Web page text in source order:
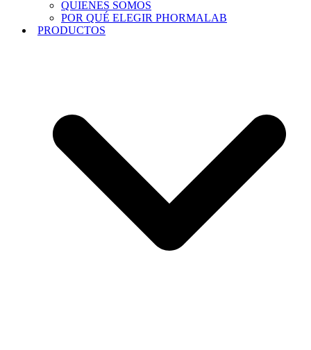
QUIENES SOMOS
POR QUÉ ELEGIR PHORMALAB
PRODUCTOS